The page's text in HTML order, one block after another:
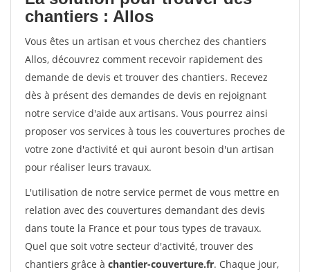
chantiers : Allos
Vous êtes un artisan et vous cherchez des chantiers
Allos, découvrez comment recevoir rapidement des
demande de devis et trouver des chantiers. Recevez
dès à présent des demandes de devis en rejoignant
notre service d'aide aux artisans. Vous pourrez ainsi
proposer vos services à tous les couvertures proches de
votre zone d'activité et qui auront besoin d'un artisan
pour réaliser leurs travaux.
L'utilisation de notre service permet de vous mettre en
relation avec des couvertures demandant des devis
dans toute la France et pour tous types de travaux.
Quel que soit votre secteur d'activité, trouver des
chantiers grâce à chantier-couverture.fr. Chaque jour,